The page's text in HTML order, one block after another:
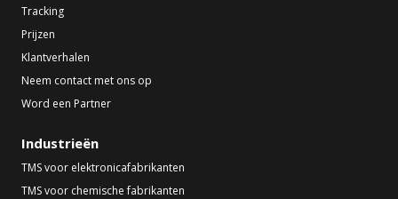
Tracking
Prijzen
Klantverhalen
Neem contact met ons op
Word een Partner
Industrieën
TMS voor elektronicafabrikanten
TMS voor chemische fabrikanten